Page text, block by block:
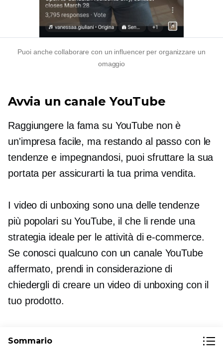
Puoi anche collaborare con un influencer per organizzare un
omaggio
Avvia un canale YouTube
Raggiungere la fama su YouTube non è
un'impresa facile, ma restando al passo con le
tendenze e impegnandosi, puoi sfruttare la sua
portata per assicurarti la tua prima vendita.
I video di unboxing sono una delle tendenze
più popolari su YouTube, il che li rende una
strategia ideale per le attività di e-commerce.
Se conosci qualcuno con un canale YouTube
affermato, prendi in considerazione di
chiedergli di creare un video di unboxing con il
tuo prodotto.
collaborare con un influencer per produrre un
Sommario